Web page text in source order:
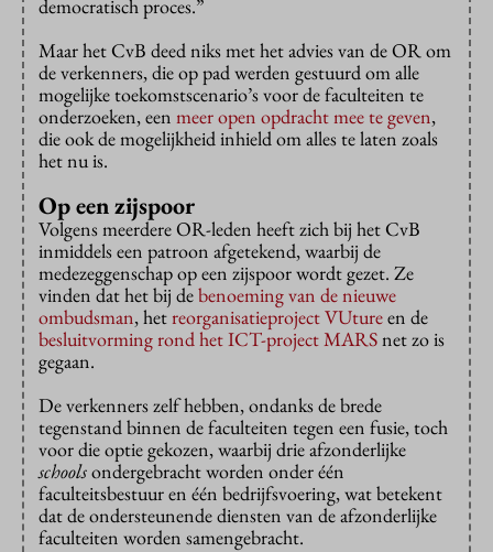
democratisch proces.”
Maar het CvB deed niks met het advies van de OR om
de verkenners, die op pad werden gestuurd om alle
mogelijke toekomstscenario’s voor de faculteiten te
onderzoeken, een meer open opdracht mee te geven,
die ook de mogelijkheid inhield om alles te laten zoals
het nu is.
Op een zijspoor
Volgens meerdere OR-leden heeft zich bij het CvB
inmiddels een patroon afgetekend, waarbij de
medezeggenschap op een zijspoor wordt gezet. Ze
vinden dat het bij debenoeming van de nieuwe
ombudsman, hetreorganisatieproject VUtureen de
besluitvorming rond het ICT-project MARSnet zo is
gegaan.
De verkenners zelf hebben, ondanks de brede
tegenstand binnen de faculteiten tegen een fusie, toch
voor die optie gekozen, waarbij drie afzonderlijke
schoolsondergebracht worden onder één
faculteitsbestuur en één bedrijfsvoering, wat betekent
dat de ondersteunende diensten van de afzonderlijke
faculteiten worden samengebracht.